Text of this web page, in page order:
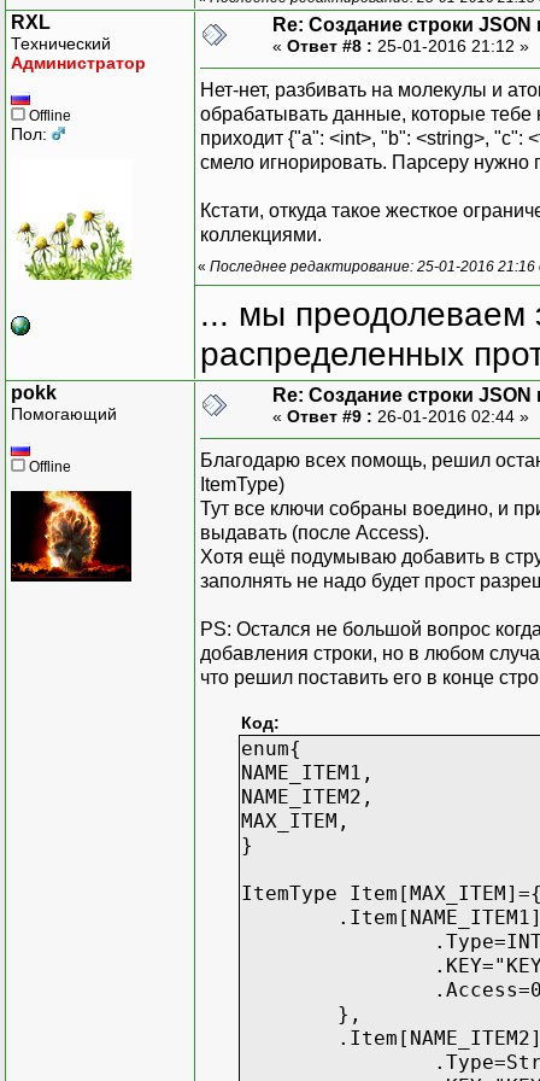
RXL
Технический
Администратор
Offline
Пол:
Re: Создание строки JSON
« Ответ #8 : 25-01-2016 21:12 »
Нет-нет, разбивать на молекулы и
обрабатывать данные, которые
приходит {"a": <int>, "b": <string>, "c":
смело игнорировать. Парсеру нужно
Кстати, откуда такое жесткое
коллекциями.
« Последнее редактирование: 25-01-2016
... мы преодолеваем
распределенных
pokk
Помогающий
Offline
Re: Создание строки JSON
« Ответ #9 : 26-01-2016 02:44 »
Благодарю всех помощь, решил
ItemType)
Тут все ключи собраны воедино, и
выдавать (после Access).
Хотя ещё подумываю добавить в
заполнять не надо будет прост
PS: Остался не большой вопрос
добавления строки, но в любом
что решил поставить его в конце
Код:
enum{
NAME_ITEM1,
NAME_ITEM2,
MAX_ITEM,
}
ItemType
},